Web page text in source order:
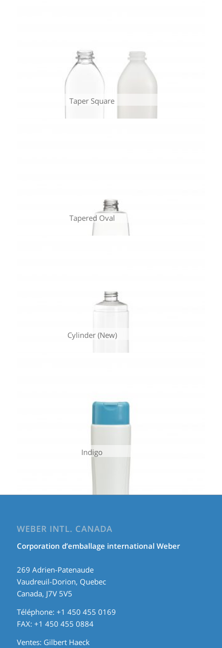
Taper Square
Tapered Oval
Cylinder (New)
Indigo
WEBER INTL. CANADA
Corporation d’emballage international Weber
269 Adrien-Patenaude
Vaudreuil-Dorion, Quebec
Canada, J7V 5V5
Téléphone: +1 450 455 0169
FAX: +1 450 455 0884
Ventes: Gilbert Haeck